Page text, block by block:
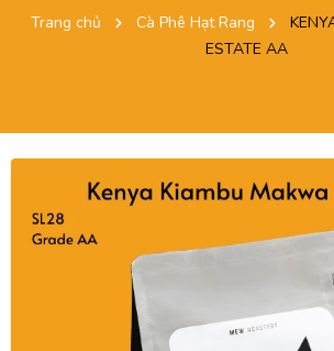
Trang chủ Cà Phê Hạt Rang
ESTATE AA